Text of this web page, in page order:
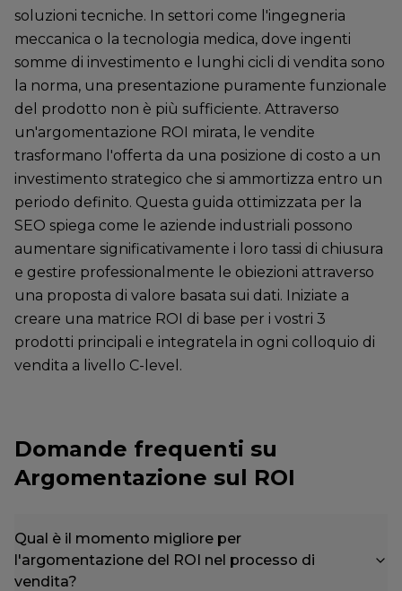
soluzioni tecniche. In settori come l'ingegneria
meccanica o la tecnologia medica, dove ingenti
somme di investimento e lunghi cicli di vendita sono
la norma, una presentazione puramente funzionale
del prodotto non è più sufficiente. Attraverso
un'argomentazione ROI mirata, le vendite
trasformano l'offerta da una posizione di costo a un
investimento strategico che si ammortizza entro un
periodo definito. Questa guida ottimizzata per la
SEO spiega come le aziende industriali possono
aumentare significativamente i loro tassi di chiusura
e gestire professionalmente le obiezioni attraverso
una proposta di valore basata sui dati. Iniziate a
creare una matrice ROI di base per i vostri 3
prodotti principali e integratela in ogni colloquio di
vendita a livello C-level.
Domande frequenti su
Argomentazione sul ROI
Qual è il momento migliore per
l'argomentazione del ROI nel processo di
vendita?